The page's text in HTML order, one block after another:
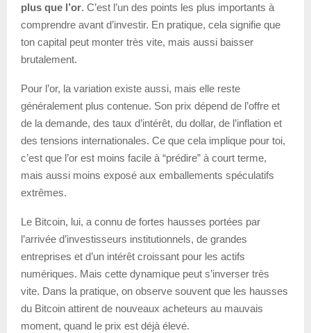
plus que l’or. C’est l’un des points les plus importants à
comprendre avant d’investir. En pratique, cela signifie que
ton capital peut monter très vite, mais aussi baisser
brutalement.
Pour l’or, la variation existe aussi, mais elle reste
généralement plus contenue. Son prix dépend de l’offre et
de la demande, des taux d’intérêt, du dollar, de l’inflation et
des tensions internationales. Ce que cela implique pour toi,
c’est que l’or est moins facile à “prédire” à court terme,
mais aussi moins exposé aux emballements spéculatifs
extrêmes.
Le Bitcoin, lui, a connu de fortes hausses portées par
l’arrivée d’investisseurs institutionnels, de grandes
entreprises et d’un intérêt croissant pour les actifs
numériques. Mais cette dynamique peut s’inverser très
vite. Dans la pratique, on observe souvent que les hausses
du Bitcoin attirent de nouveaux acheteurs au mauvais
moment, quand le prix est déjà élevé.